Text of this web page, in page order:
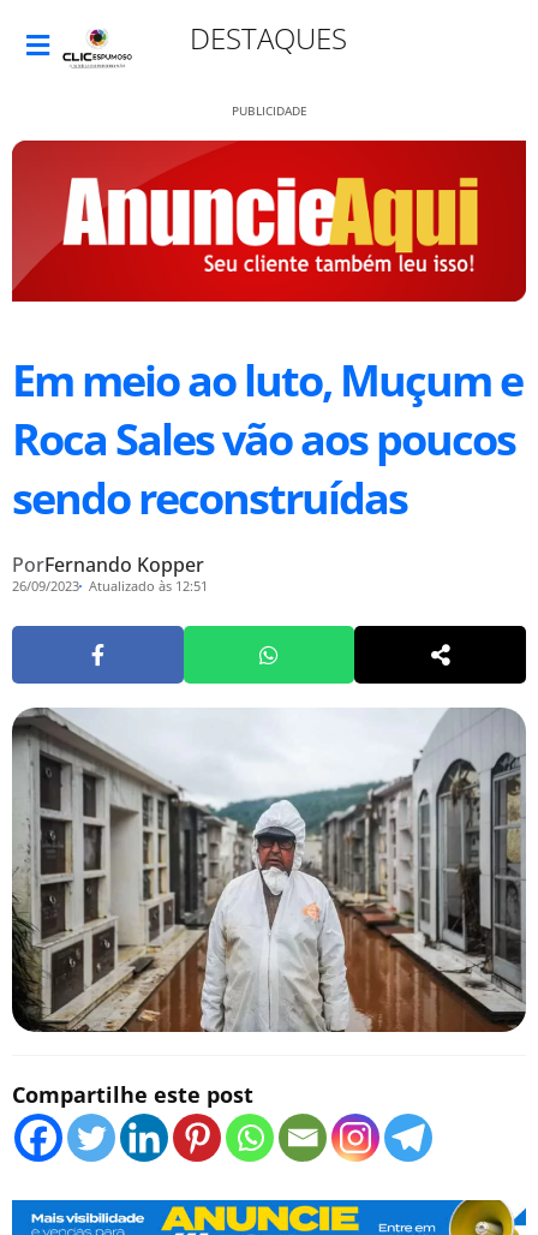
DESTAQUES
PUBLICIDADE
Em meio ao luto, Muçum e
Roca Sales vão aos poucos
sendo reconstruídas
PorFernando Kopper
26/09/2023 Atualizado às 12:51
Compartilhe este post